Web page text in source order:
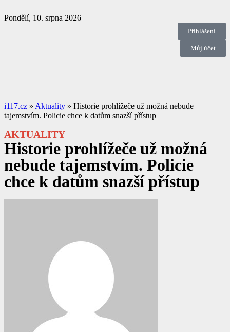
Pondělí, 10. srpna 2026
Přihlášení
Můj účet
i117.cz » Aktuality » Historie prohlížeče už možná nebude
tajemstvím. Policie chce k datům snazší přístup
AKTUALITY
Historie prohlížeče už možná
nebude tajemstvím. Policie
chce k datům snazší přístup